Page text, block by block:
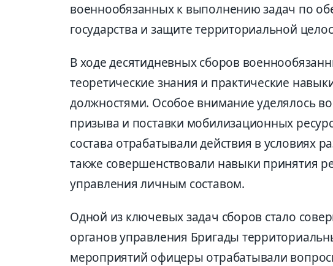
военнообязанных к выполнению задач по
государства и защите территориальной
В ходе десятидневных сборов
теоретические знания и практические
должностями. Особое внимание уделялось
призыва и поставки мобилизационных
состава отрабатывали действия в условиях
также совершенствовали навыки принятия
управления личным составом.
Одной из ключевых задач сборов стало
органов управления Бригады
мероприятий офицеры отрабатывали